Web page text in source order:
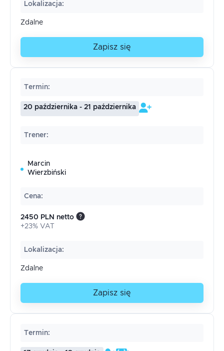
Lokalizacja:
Zdalne
Zapisz się
Termin:
20 października - 21 października
Trener:
Marcin
Wierzbiński
Cena:
2450 PLN netto
+23% VAT
Lokalizacja:
Zdalne
Zapisz się
Termin: